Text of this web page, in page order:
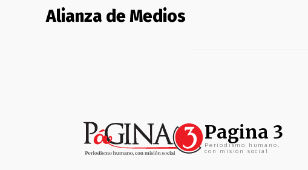
Alianza de Medios
Pagina 3
Periodismo humano,
con mision social